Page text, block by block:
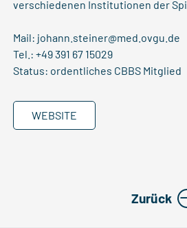
verschiedenen Institutionen der
Mail: johann.steiner@med.ovgu.de
Tel.: +49 391 67 15029
Status: ordentliches CBBS Mitglied
WEBSITE
Zurück